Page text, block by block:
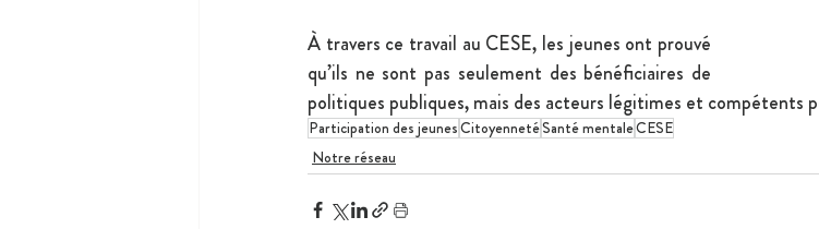
À travers ce travail au CESE, les jeunes ont prouvé
qu’ils ne sont pas seulement des bénéficiaires de
politiques publiques, mais des acteurs légitimes et compétents
Participation des jeunesCitoyennetéSanté mentaleCESE
Notre réseau